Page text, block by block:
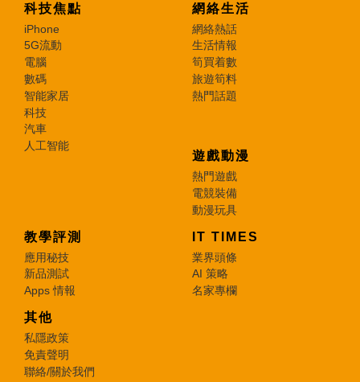
科技焦點
iPhone
5G流動
電腦
數碼
智能家居
科技
汽車
人工智能
網絡生活
網絡熱話
生活情報
筍買着數
旅遊筍料
熱門話題
遊戲動漫
熱門遊戲
電競裝備
動漫玩具
教學評測
應用秘技
新品測試
Apps 情報
IT TIMES
業界頭條
AI 策略
名家專欄
其他
私隱政策
免責聲明
聯絡/關於我們